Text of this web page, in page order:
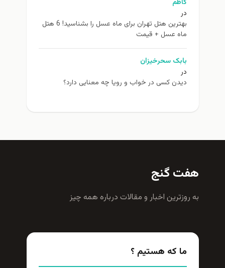
کاظم
در
بهترین هتل تهران برای ماه عسل را بشناسید! 6 هتل
ماه عسل + قیمت
بابک سحرخیزان
در
دیدن کسی در خواب و رویا چه معنایی دارد؟
هفت گنج
به روزترين اخبار و مقالات درباره همه چيز
ما که هستیم ؟